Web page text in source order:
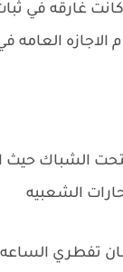
8 صباحا كانت غارقه
الاجازه العامه
الشباك حيث
الشعبيه
تفطري الساعه